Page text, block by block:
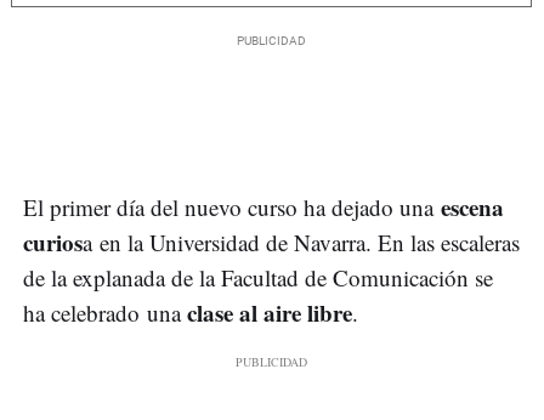
El primer día del nuevo curso ha dejado unaescena
curiosa en la Universidad de Navarra. En las escaleras
de la explanada de la Facultad de Comunicación se
ha celebrado unaclase al aire libre.